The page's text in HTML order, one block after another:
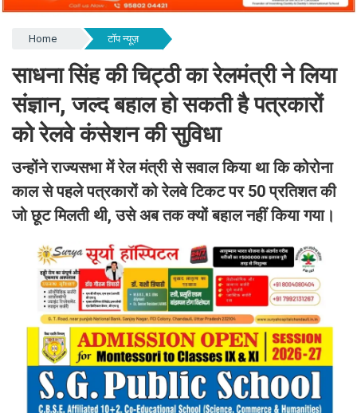
Home टॉप न्यूज़
साधना सिंह की चिट्ठी का रेलमंत्री ने लिया
संज्ञान, जल्द बहाल हो सकती है पत्रकारों
को रेलवे कंसेशन की सुविधा
उन्होंने राज्यसभा में रेल मंत्री से सवाल किया था कि कोरोना
काल से पहले पत्रकारों को रेलवे टिकट पर 50 प्रतिशत की
जो छूट मिलती थी, उसे अब तक क्यों बहाल नहीं किया गया।